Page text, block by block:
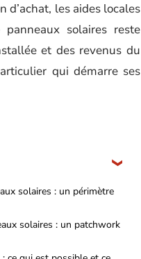
d’achat, les aides locales
solaires reste
et des revenus du
qui démarre ses
solaires : un périmètre
solaires : un patchwork